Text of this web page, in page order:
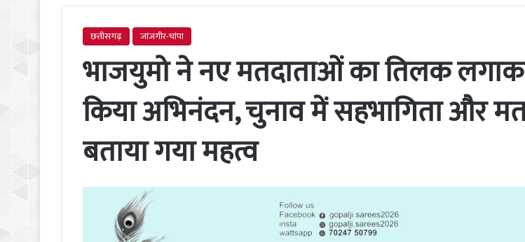
छत्तीसगढ़ जांजगीर-चांपा
भाजयुमो ने नए मतदाताओं का तिलक
किया अभिनंदन, चुनाव में सहभागिता और
बताया गया महत्व